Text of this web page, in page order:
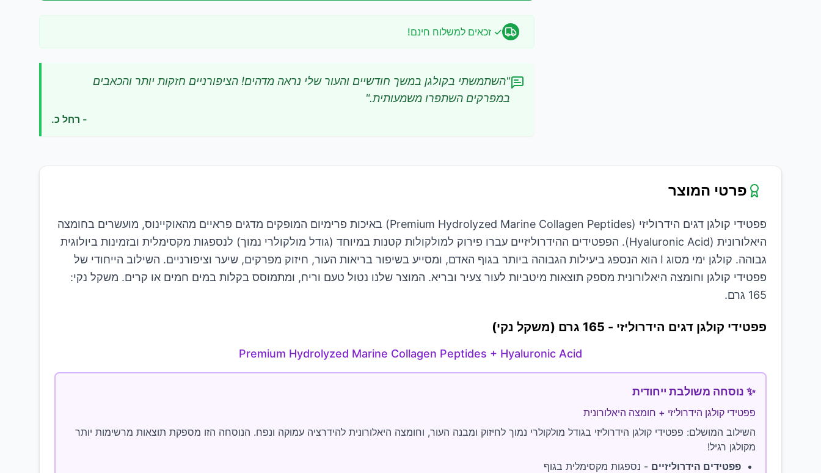
✓ זכאים למשלוח חינם!
"השתמשתי בקולגן במשך חודשיים והעור שלי נראה מדהים! הציפורניים חזקות יותר והכאבים
במפרקים השתפרו משמעותית."
- רחל כ.
פרטי המוצר
פפטידי קולגן דגים הידרוליזי (Premium Hydrolyzed Marine Collagen Peptides) באיכות פרימיום המופקים מדגים פראיים מהאוקיינוס, מועשרים בחומצה
היאלורונית (Hyaluronic Acid). הפפטידים ההידרוליזיים עברו פירוק למולקולות קטנות במיוחד (גודל מולקולרי נמוך) לנספגות מקסימלית ובזמינות ביולוגית
גבוהה. קולגן ימי מסוג I הוא הנספג ביעילות הגבוהה ביותר בגוף האדם, ומסייע בשיפור בריאות העור, חיזוק מפרקים, שיער וציפורניים. השילוב הייחודי של
פפטידי קולגן וחומצה היאלורונית מספק תוצאות מיטביות לעור צעיר ובריא. המוצר שלנו נטול טעם וריח, ומתמוסס בקלות במים חמים או קרים. משקל נקי:
165 גרם.
פפטידי קולגן דגים הידרוליזי - 165 גרם (משקל נקי)
Premium Hydrolyzed Marine Collagen Peptides + Hyaluronic Acid
✨ נוסחה משולבת ייחודית
פפטידי קולגן הידרוליזי + חומצה היאלורונית
השילוב המושלם: פפטידי קולגן הידרוליזי בגודל מולקולרי נמוך לחיזוק ומבנה העור, וחומצה היאלורונית להידרציה עמוקה ונפח. הנוסחה הזו מספקת תוצאות מרשימות יותר
מקולגן רגיל!
פפטידים הידרוליזיים - נספגות מקסימלית בגוף